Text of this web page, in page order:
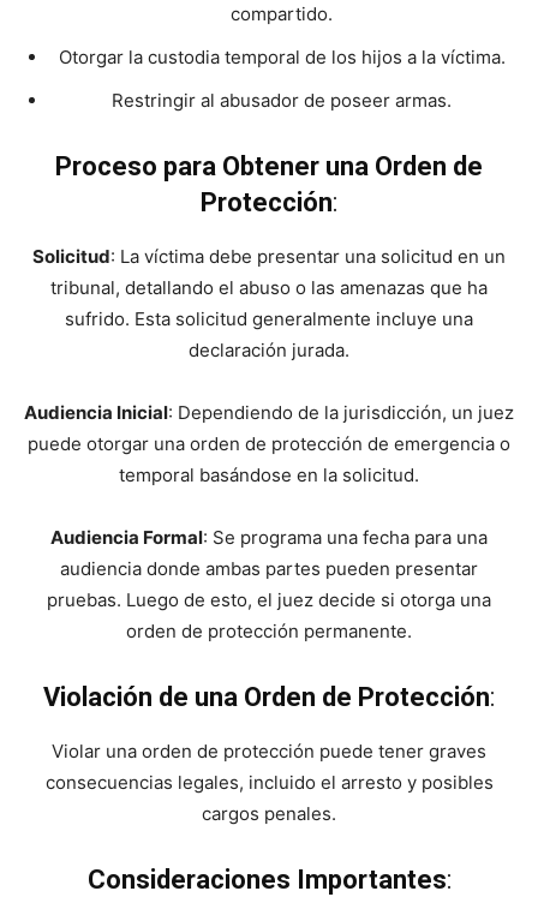
compartido.
Otorgar la custodia temporal de los hijos a la víctima.
Restringir al abusador de poseer armas.
Proceso para Obtener una Orden de
Protección:
Solicitud: La víctima debe presentar una solicitud en un
tribunal, detallando el abuso o las amenazas que ha
sufrido. Esta solicitud generalmente incluye una
declaración jurada.
Audiencia Inicial: Dependiendo de la jurisdicción, un juez
puede otorgar una orden de protección de emergencia o
temporal basándose en la solicitud.
Audiencia Formal: Se programa una fecha para una
audiencia donde ambas partes pueden presentar
pruebas. Luego de esto, el juez decide si otorga una
orden de protección permanente.
Violación de una Orden de Protección:
Violar una orden de protección puede tener graves
consecuencias legales, incluido el arresto y posibles
cargos penales.
Consideraciones Importantes: